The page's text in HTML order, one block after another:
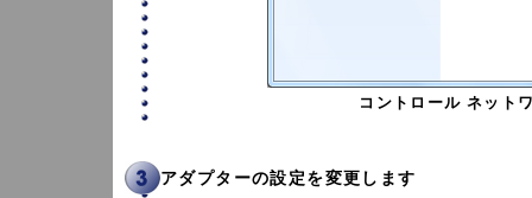
コントロール ネット
アダプターの設定を変更します